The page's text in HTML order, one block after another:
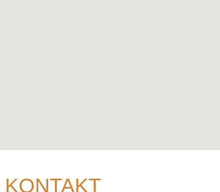
KONTAKT